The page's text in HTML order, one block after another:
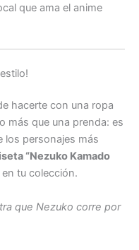
que ama el anime
hacerte con una ropa
más que una prenda: es
los personajes más
“Nezuko Kamado
tu colección.
que Nezuko corre por